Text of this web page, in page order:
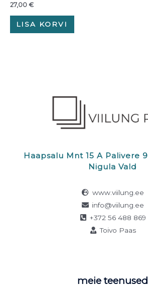
27,00 €
LISA KORVI
Haapsalu Mnt 15 A Palivere
Nigula Vald
www.viilung.ee
info@viilung.ee
+372 56 488 869
Toivo Paas
meie teenused